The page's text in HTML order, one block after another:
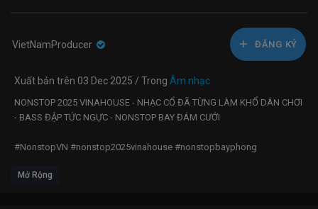
VietNamProducer ĐĂNG KÝ
Xuất bản trên 03 Dec 2025 / Trong Âm nhạc
NONSTOP 2025 VINAHOUSE - NHẠC CỔ ĐÃ TỪNG LÀM KHỔ DÂN CHƠI
- BASS ĐẬP TỨC NGỰC - NONSTOP BAY ĐÁM CƯỚI
#NonstopVN #nonstop2025vinahouse #nonstopbayphong
► Tất cả các ca khúc chúng tôi sử dụng trong video đều được sự cho
Mở Rộng